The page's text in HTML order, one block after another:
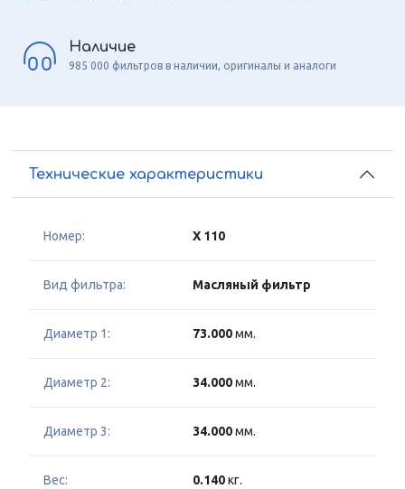
Наличие
985 000 фильтров в наличии, оригиналы и аналоги
Технические характеристики
Номер: X 110
Вид фильтра: Масляный фильтр
Диаметр 1: 73.000мм.
Диаметр 2: 34.000мм.
Диаметр 3: 34.000мм.
Вес: 0.140кг.